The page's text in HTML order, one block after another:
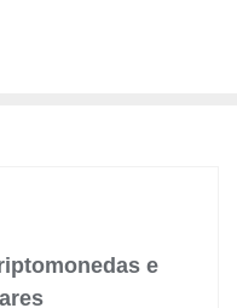
e